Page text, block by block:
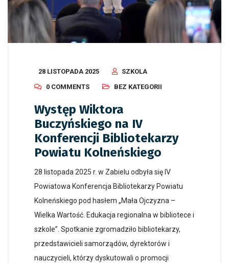
28 LISTOPADA 2025
SZKOLA
0 COMMENTS
BEZ KATEGORII
Występ Wiktora
Buczyńskiego na IV
Konferencji Bibliotekarzy
Powiatu Kolneńskiego
28 listopada 2025 r. w Zabielu odbyła się IV
Powiatowa Konferencja Bibliotekarzy Powiatu
Kolneńskiego pod hasłem „Mała Ojczyzna –
Wielka Wartość. Edukacja regionalna w bibliotece i
szkole”. Spotkanie zgromadziło bibliotekarzy,
przedstawicieli samorządów, dyrektorów i
nauczycieli, którzy dyskutowali o promocji